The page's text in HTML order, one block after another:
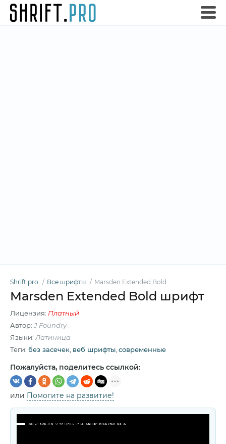
Shrift.pro Все шрифты Marsden Extended Bold
Marsden Extended Bold шрифт
Лицензия: Платный
Автор:J Foundry
Языки: Латиница
Теги: без засечек веб шрифты современные
Пожалуйста, поделитесь ссылкой:
или Помогите на развитие!